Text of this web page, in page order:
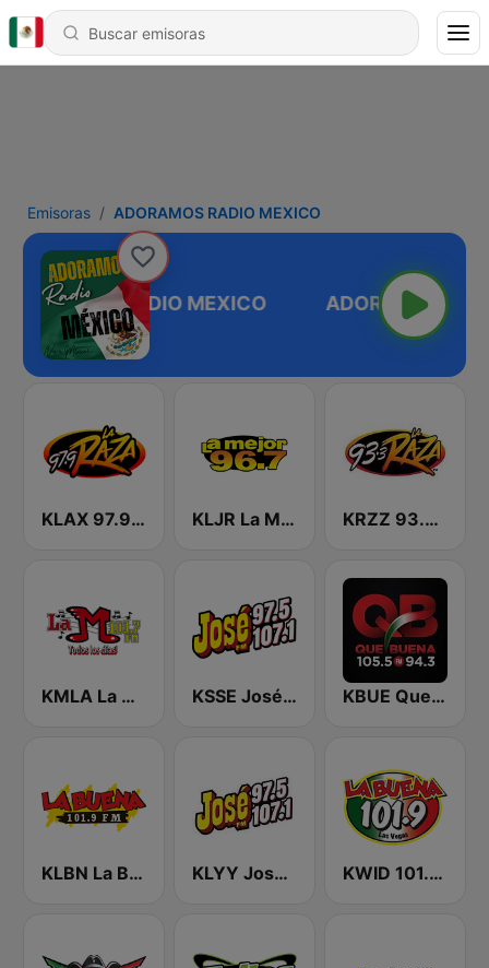
Emisoras ADORAMOS RADIO MEXICO
RADIO MEXICO
KLAX 97.9 La Raza FM KLJR La Mejor 96.7 FM KRZZ 93.3 La Raza FM
KMLA La M 103.7 FM KSSE José 97.5 y 107.1 KBUE Que Buena 105.5 / 94.3 FM (US Only)
KLBN La Buena 101.9 FM KLYY José 97.5 y 107.1 KWID 101.9 La Buena